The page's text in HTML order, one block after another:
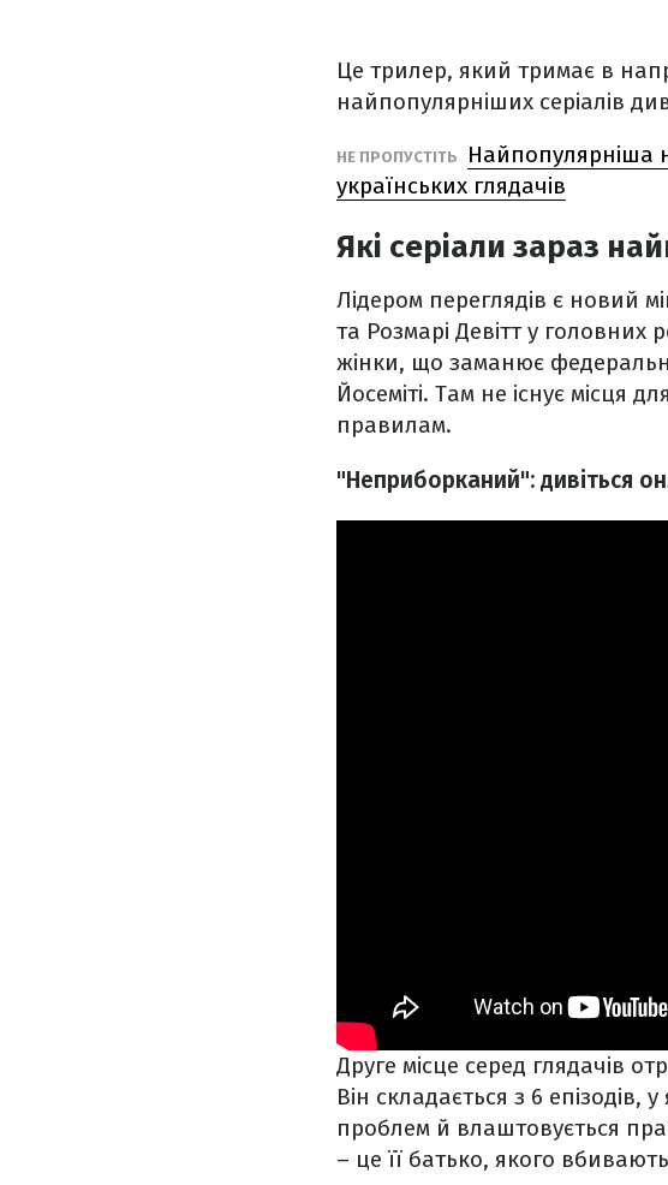
Це трилер, який тримає в
найпопулярніших серіалів
НЕ ПРОПУСТІТЬ
Найпопулярніша
українських глядачів
Які серіали зараз
Лідером переглядів є новий
та Розмарі Девітт у головних
жінки, що заманює
Йосеміті. Там не існує місця
правилам.
"Неприборканий": дивіться
Друге місце серед глядачів
Він складається з 6 епізодів,
проблем й влаштовується
– це її батько, якого